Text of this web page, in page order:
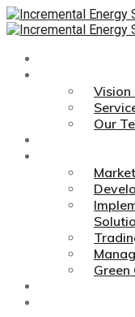
Vision
Our